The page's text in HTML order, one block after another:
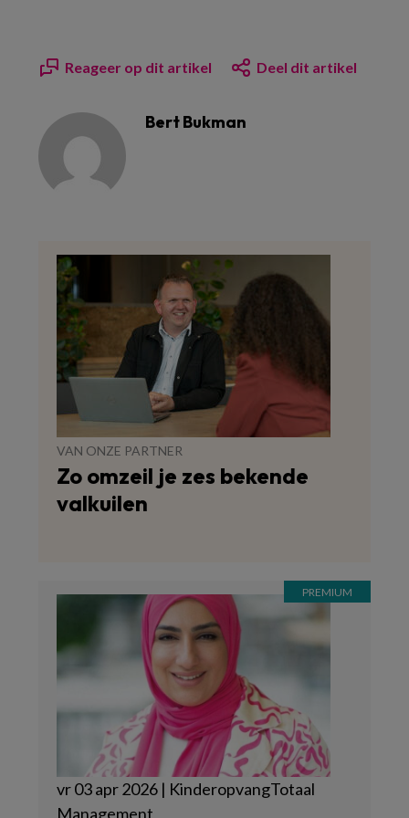
Reageer op dit artikel Deel dit artikel
Bert Bukman
VAN ONZE PARTNER
Zo omzeil je zes bekende
valkuilen
vr 03 apr 2026 | KinderopvangTotaal
Management